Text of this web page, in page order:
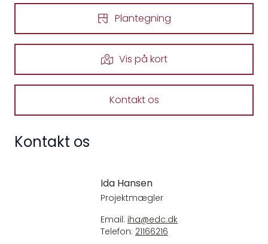
Plantegning
Vis på kort
Kontakt os
Kontakt os
Ida Hansen
Projektmægler
Email: iha@edc.dk
Telefon: 21166216